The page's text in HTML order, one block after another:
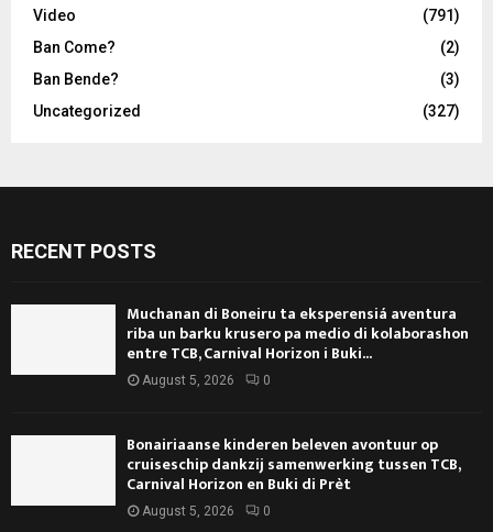
Video
(791)
Ban Come?
(2)
Ban Bende?
(3)
Uncategorized
(327)
RECENT POSTS
Muchanan di Boneiru ta eksperensiá aventura
riba un barku krusero pa medio di kolaborashon
entre TCB, Carnival Horizon i Buki...
August 5, 2026 0
Bonairiaanse kinderen beleven avontuur op
cruiseschip dankzij samenwerking tussen TCB,
Carnival Horizon en Buki di Prèt
August 5, 2026 0